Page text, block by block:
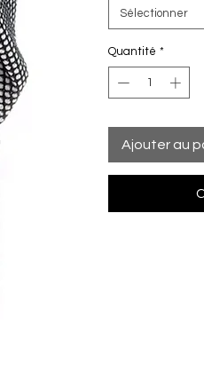
Sélectionner
Quantité *
Ajouter au